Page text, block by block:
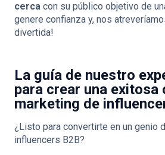
cerca con su público objetivo de
genere confianza y, nos
divertida!
La guía de nuestro
para crear una exitosa
marketing de
¿Listo para convertirte en un genio
influencers B2B?